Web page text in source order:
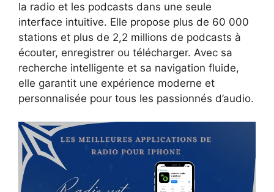
la radio et les podcasts dans une seule
interface intuitive. Elle propose plus de 60 000
stations et plus de 2,2 millions de podcasts à
écouter, enregistrer ou télécharger. Avec sa
recherche intelligente et sa navigation fluide,
elle garantit une expérience moderne et
personnalisée pour tous les passionnés d’audio.